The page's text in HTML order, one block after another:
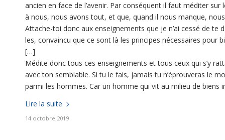
ancien en face de l’avenir. Par conséquent il faut méditer
à nous, nous avons tout, et que, quand il nous manque,
Attache-toi donc aux enseignements que je n’ai cessé de
les, convaincu que ce sont là les principes nécessaires pour
[…]
Médite donc tous ces enseignements et tous ceux qui s’y
avec ton semblable. Si tu le fais, jamais tu n’éprouveras le
parmi les hommes. Car un homme qui vit au milieu de biens
Lire la suite
14 octobre 2019